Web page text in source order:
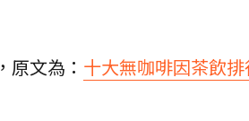
文為： 十大無咖啡因茶飲